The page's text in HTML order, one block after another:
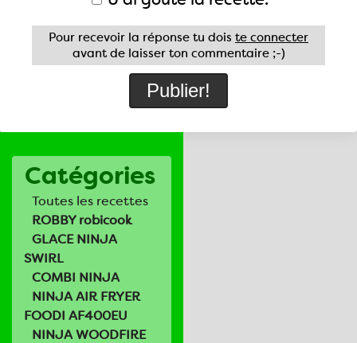
Catégories
Toutes les recettes
ROBBY robicook
GLACE NINJA
SWIRL
COMBI NINJA
NINJA AIR FRYER
FOODI AF400EU
NINJA WOODFIRE
Pour recevoir la réponse tu dois te connecter
avant de laisser ton commentaire ;-)